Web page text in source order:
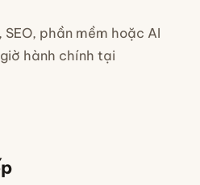
phần mềm hoặc AI
hành chính tại